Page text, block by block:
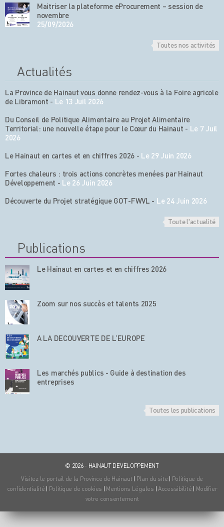
Maitriser la plateforme eProcurement – session de
novembre
25/09/2026
Toutes nos activités
Actualités
La Province de Hainaut vous donne rendez-vous à la Foire agricole
de Libramont - Le 13 Juil 2026
Du Conseil de Politique Alimentaire au Projet Alimentaire
Territorial: une nouvelle étape pour le Cœur du Hainaut - Le 7 Juil
2026
Le Hainaut en cartes et en chiffres 2026 - Le 29 Juin 2026
Fortes chaleurs : trois actions concrètes menées par Hainaut
Développement - Le 26 Juin 2026
Découverte du Projet stratégique GOT-FWVL - Le 24 Juin 2026
Toute l'actualité
Publications
Le Hainaut en cartes et en chiffres 2026
Zoom sur nos succès et talents 2025
A LA DECOUVERTE DE L’EUROPE
Les marchés publics - Guide à destination des
entreprises
Toutes les publications
© 2026 - HAINAUT DEVELOPPEMENT
Visitez le portail de la Province de Hainaut | Plan du site | Politique de
confidentialité | Politique de cookies | Mentions Légales | Accessibilité | Modifier
votre consentement